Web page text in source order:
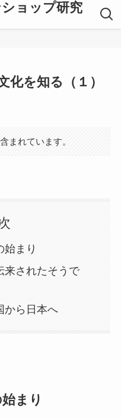
ョップ研究
化を知る（１）
まれています。
始まり
来されたそうで
から日本へ
まり